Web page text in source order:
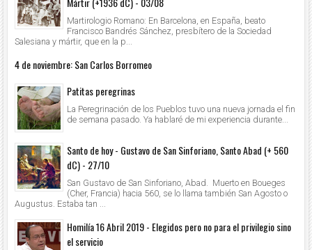
Martirologio Romano: En Barcelona, en España, beato
Francisco Bandrés Sánchez, presbítero de la Sociedad
Salesiana y mártir, que en la p...
4 de noviembre: San Carlos Borromeo
Patitas peregrinas
La Peregrinación de los Pueblos tuvo una nueva jornada el fin
de semana pasado. Ya hablaré de mi experiencia durante...
Santo de hoy - Gustavo de San Sinforiano, Santo Abad (+ 560
dC) - 27/10
San Gustavo de San Sinforiano, Abad. Muerto en Boueges
(Cher, Francia) hacia 560, se lo llama también San Agosto o
Augustus. Estaba tan ...
Homilía 16 Abril 2019 - Elegidos pero no para el privilegio sino
el servicio